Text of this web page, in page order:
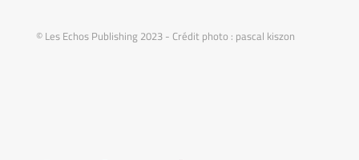
© Les Echos Publishing 2023 - Crédit photo : pascal kiszon